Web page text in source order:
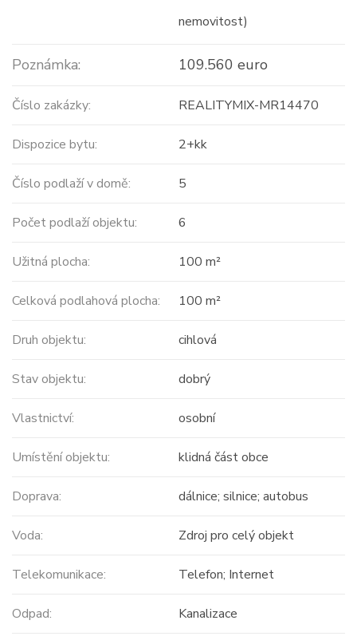
nemovitost)
Poznámka: 109.560 euro
Číslo zakázky: REALITYMIX-MR14470
Dispozice bytu: 2+kk
Číslo podlaží v domě: 5
Počet podlaží objektu: 6
Užitná plocha: 100 m²
Celková podlahová plocha: 100 m²
Druh objektu: cihlová
Stav objektu: dobrý
Vlastnictví: osobní
Umístění objektu: klidná část obce
Doprava: dálnice; silnice; autobus
Voda: Zdroj pro celý objekt
Telekomunikace: Telefon; Internet
Odpad: Kanalizace